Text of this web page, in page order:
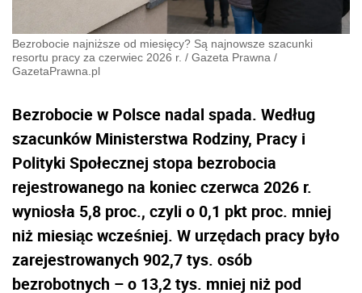
Bezrobocie najniższe od miesięcy? Są najnowsze szacunki
resortu pracy za czerwiec 2026 r. / Gazeta Prawna /
GazetaPrawna.pl
Bezrobocie w Polsce nadal spada. Według
szacunków Ministerstwa Rodziny, Pracy i
Polityki Społecznej stopa bezrobocia
rejestrowanego na koniec czerwca 2026 r.
wyniosła 5,8 proc., czyli o 0,1 pkt proc. mniej
niż miesiąc wcześniej. W urzędach pracy było
zarejestrowanych 902,7 tys. osób
bezrobotnych – o 13,2 tys. mniej niż pod